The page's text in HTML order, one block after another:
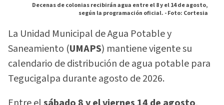
Decenas de colonias recibirán agua entre el 8 y el 14 de agosto,
según la programación oficial. -Foto: Cortesia
La Unidad Municipal de Agua Potable y
Saneamiento (UMAPS) mantiene vigente su
calendario de distribución de agua potable para
Tegucigalpa durante agosto de 2026.